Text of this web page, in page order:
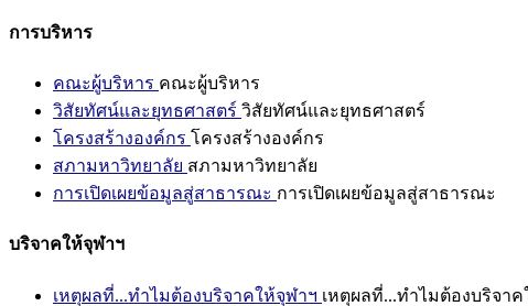
การบริหาร
คณะผู้บริหาร คณะผู้บริหาร
วิสัยทัศน์และยุทธศาสตร์ วิสัยทัศน์และยุทธศาสตร์
โครงสร้างองค์กร โครงสร้างองค์กร
สภามหาวิทยาลัย สภามหาวิทยาลัย
การเปิดเผยข้อมูลสู่สาธารณะ การเปิดเผยข้อมูลสู่สาธารณะ
บริจาคให้จุฬาฯ
เหตุผลที่...ทำไมต้องบริจาคให้จุฬาฯ เหตุผลที่...ทำไมต้องบริจาค